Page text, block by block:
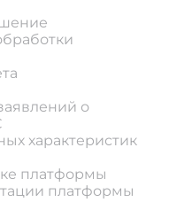
о
характеристик
платформы
платформы